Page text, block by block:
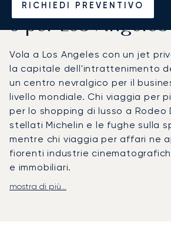
RICHIEDI PREVENTIVO
o per Los Angeles
Vola a Los Angeles con un jet
la capitale dell'intrattenimento
un centro nevralgico per il
livello mondiale. Chi viaggia per
per lo shopping di lusso a Rodeo
stellati Michelin e le fughe sulla
mentre chi viaggia per affari ne
fiorenti industrie
e immobiliari.
LunaJets organizza voli per i
mostra di più...